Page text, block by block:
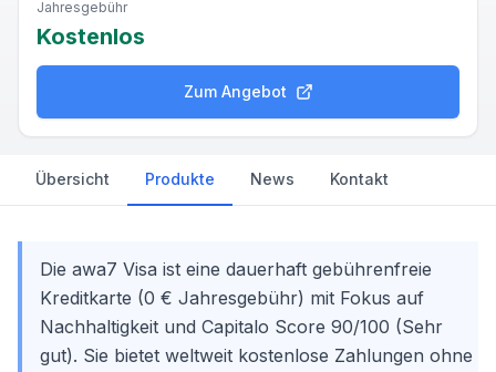
Jahresgebühr
Kostenlos
Zum Angebot
Übersicht Produkte News Kontakt
Die awa7 Visa ist eine dauerhaft gebührenfreie
Kreditkarte (0 € Jahresgebühr) mit Fokus auf
Nachhaltigkeit und Capitalo Score 90/100 (Sehr
gut). Sie bietet weltweit kostenlose Zahlungen ohne